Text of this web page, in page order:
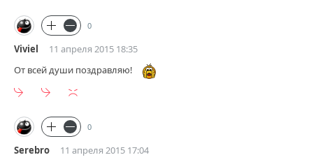
0
Viviel
11 апреля 2015 18:35
От всей души поздравляю!
0
Serebro
11 апреля 2015 17:04